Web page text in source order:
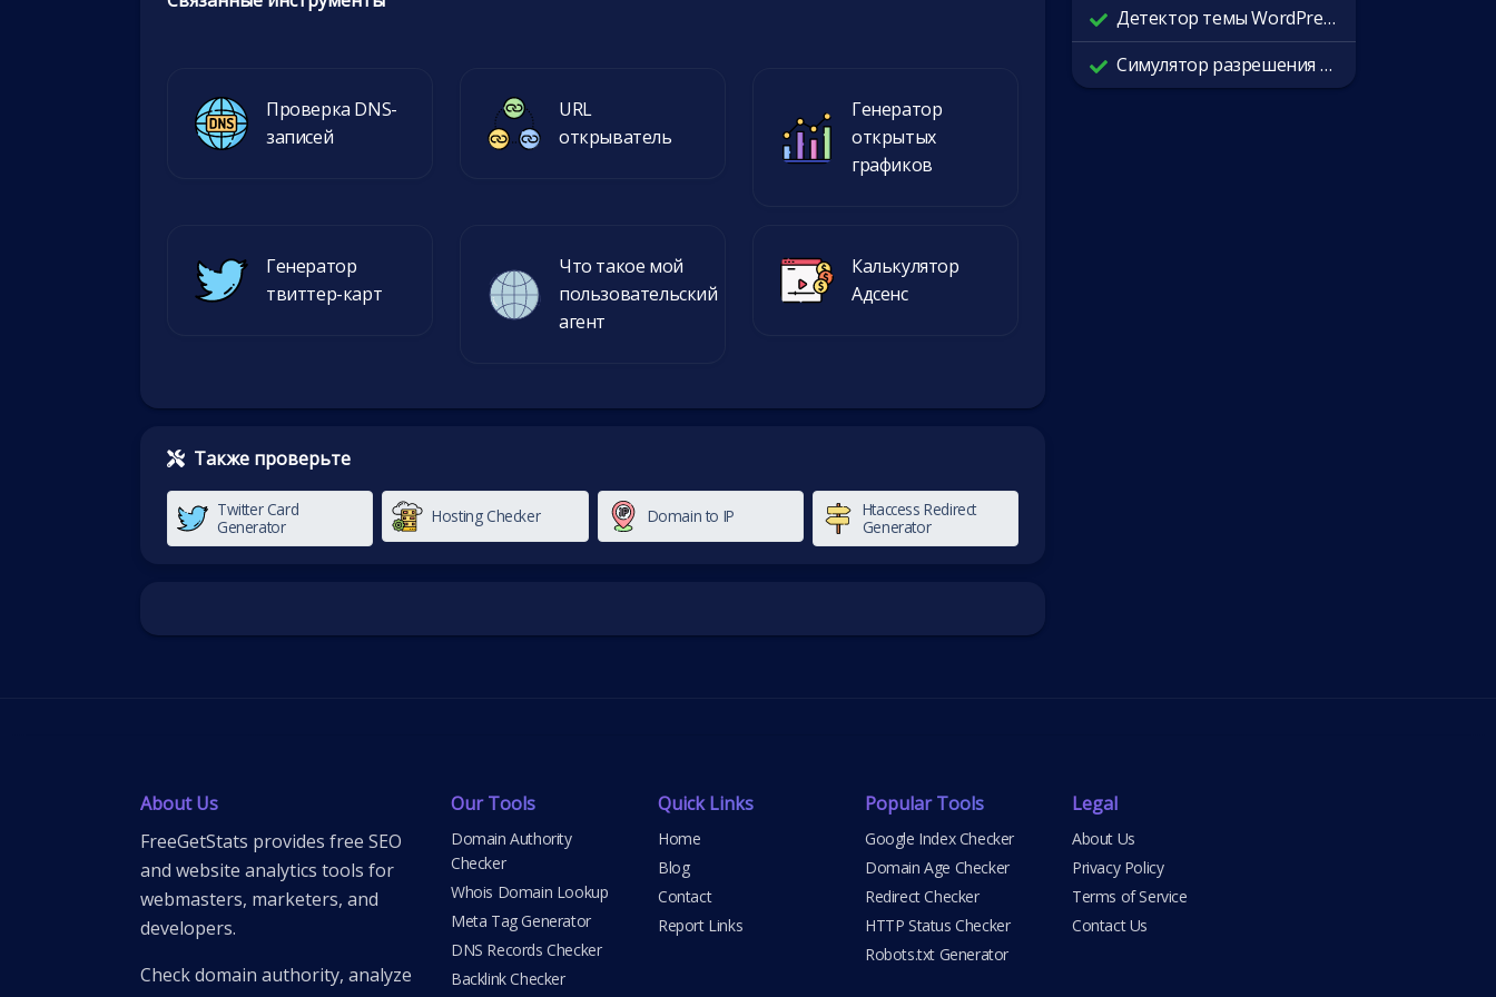
Проверка DNS-
записей
URL
открыватель
Генератор
открытых
графиков
Генератор
твиттер-карт
Что такое мой
пользовательский
агент
Калькулятор
Адсенс
Также проверьте
Twitter Card
Generator
Hosting Checker Domain to IP
Htaccess Redirect
Generator
Детектор темы WordPress
Симулятор разрешения экрана
About Us
FreeGetStats provides free SEO
and website analytics tools for
webmasters, marketers, and
developers.
Check domain authority, analyze
Our Tools
Domain Authority
Checker
Whois Domain Lookup
Meta Tag Generator
DNS Records Checker
Backlink Checker
Quick Links
Home
Blog
Contact
Report Links
Popular Tools
Google Index Checker
Domain Age Checker
Redirect Checker
HTTP Status Checker
Robots.txt Generator
Legal
About Us
Privacy Policy
Terms of Service
Contact Us